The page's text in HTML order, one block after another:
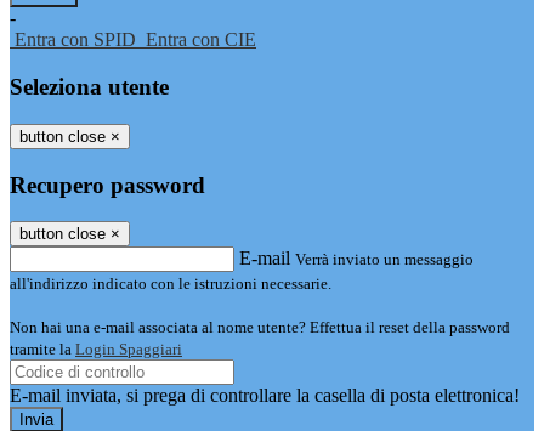
-
Entra con SPID Entra con CIE
Seleziona utente
button close ×
Recupero password
button close ×
E-mail Verrà inviato un messaggio
all'indirizzo indicato con le istruzioni necessarie.
Non hai una e-mail associata al nome utente? Effettua il reset della password
tramite la Login Spaggiari
E-mail inviata, si prega di controllare la casella di posta elettronica!